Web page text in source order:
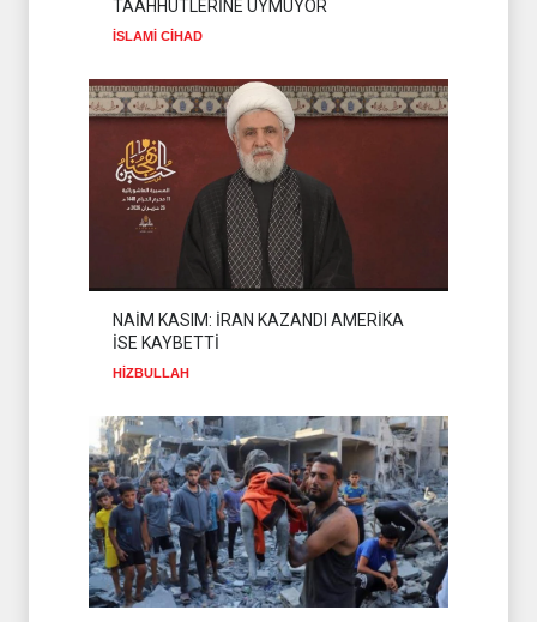
ERBAİN YÜRÜYÜŞÜNE
İNKILABÎ BAKIŞ
İSLAM ÜLKELERİ
01 Ağustos 2026
TAAHHÜTLERİNE UYMUYOR
İSLAMİ CİHAD
NAİM KASIM: İRAN KAZANDI AMERİKA
İSE KAYBETTİ
HİZBULLAH